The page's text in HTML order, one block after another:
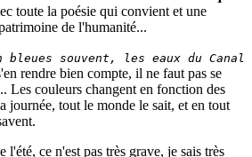
toute la poésie qui convient et une
de l'humanité...
souvent, les eaux du Canal
rendre bien compte, il ne faut pas se
Les couleurs changent en fonction des
journée, tout le monde le sait, et en tout
l'été, ce n'est pas très grave, je sais très